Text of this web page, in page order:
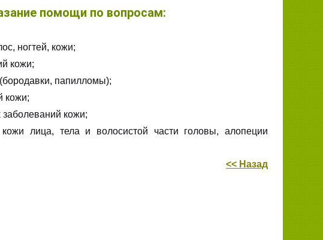
помощи по вопросам:
ногтей, кожи;
кожи;
папилломы);
кожи;
заболеваний кожи;
лица, тела и волосистой части головы, алопеции
<< Назад